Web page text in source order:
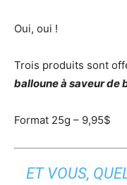
Oui, oui !
Trois produits sont
balloune à saveur de
Format 25g – 9,95$
ET VOUS,